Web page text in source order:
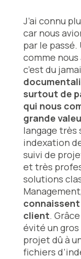
J’ai connu
car nous
par le
comme nous
c’est du
surtout de
qui nous
grande
langage très
indexation
suivi de
et très
solutions
Management,
client.
évité un
projet dû à
fichiers